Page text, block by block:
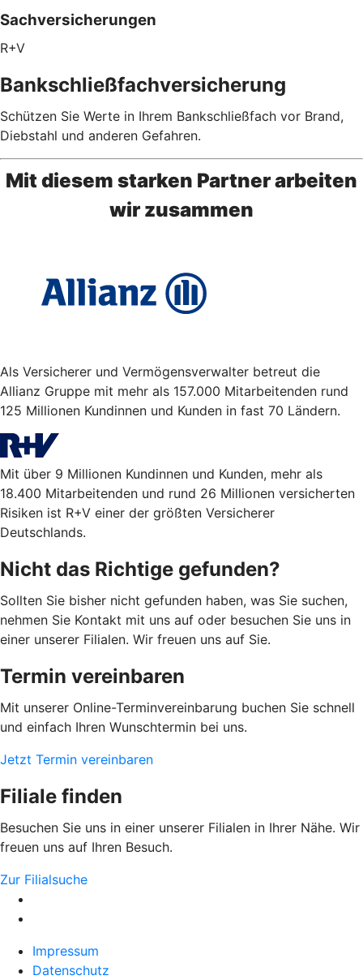
Sachversicherungen
R+V
Bankschließfachversicherung
Schützen Sie Werte in Ihrem Bankschließfach vor Brand,
Diebstahl und anderen Gefahren.
Mit diesem starken Partner arbeiten
wir zusammen
Als Versicherer und Vermögensverwalter betreut die
Allianz Gruppe mit mehr als 157.000 Mitarbeitenden rund
125 Millionen Kundinnen und Kunden in fast 70 Ländern.
Mit über 9 Millionen Kundinnen und Kunden, mehr als
18.400 Mitarbeitenden und rund 26 Millionen versicherten
Risiken ist R+V einer der größten Versicherer
Deutschlands.
Nicht das Richtige gefunden?
Sollten Sie bisher nicht gefunden haben, was Sie suchen,
nehmen Sie Kontakt mit uns auf oder besuchen Sie uns in
einer unserer Filialen. Wir freuen uns auf Sie.
Termin vereinbaren
Mit unserer Online-Terminvereinbarung buchen Sie schnell
und einfach Ihren Wunschtermin bei uns.
Jetzt Termin vereinbaren
Filiale finden
Besuchen Sie uns in einer unserer Filialen in Ihrer Nähe. Wir
freuen uns auf Ihren Besuch.
Zur Filialsuche
Impressum
Datenschutz